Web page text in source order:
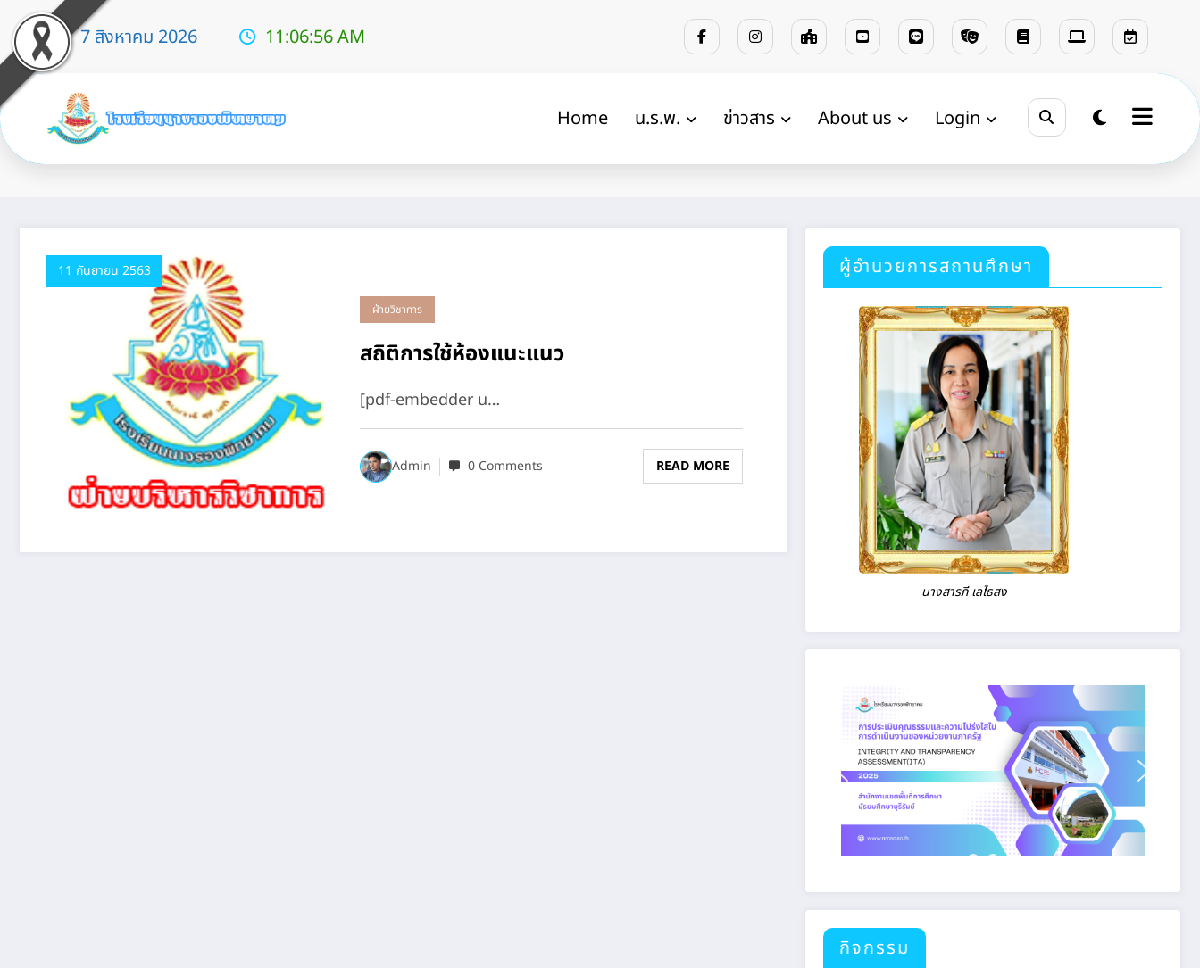
7 สิงหาคม 2026 11:06:57 AM
Home น.ร.พ. ข่าวสาร About us Login
Tag: แนะแนว Home
11 กันยายน 2563
ฝ่ายวิชาการ
สถิติการใช้ห้องแนะแนว
[pdf-embedder u…
Admin 0 Comments READ MORE
ผู้อำนวยการสถานศึกษา
นางสารภี เลไธสง
กิจกรรม